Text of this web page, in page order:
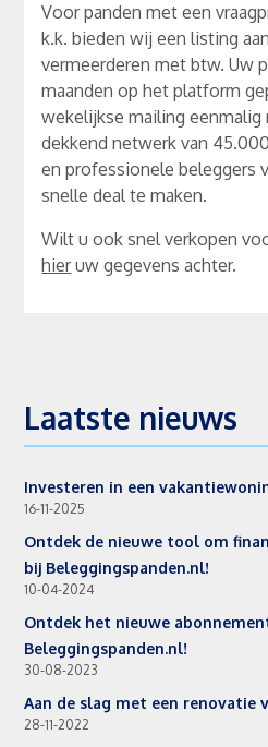
Voor panden met een
k.k. bieden wij een listing
vermeerderen met btw. Uw
maanden op het platform
wekelijkse mailing eenmalig
dekkend netwerk van
en professionele beleggers
snelle deal te maken.
Wilt u ook snel verkopen
hieruw gegevens achter.
Laatste nieuws
Investeren in een
16-11-2025
Ontdek de nieuwe tool om
bij Beleggingspanden.nl!
10-04-2024
Ontdek het nieuwe
Beleggingspanden.nl!
30-08-2023
Aan de slag met een renovatie
28-11-2022